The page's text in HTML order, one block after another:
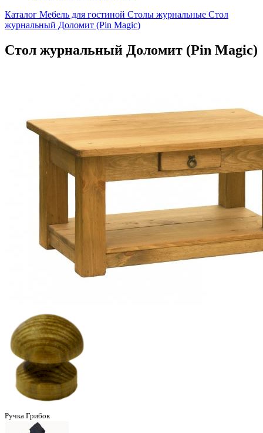
Каталог Мебель для гостиной Столы журнальные Стол
журнальный Доломит (Pin Magic)
Стол журнальный Доломит (Pin Magic)
Ручка Грибок